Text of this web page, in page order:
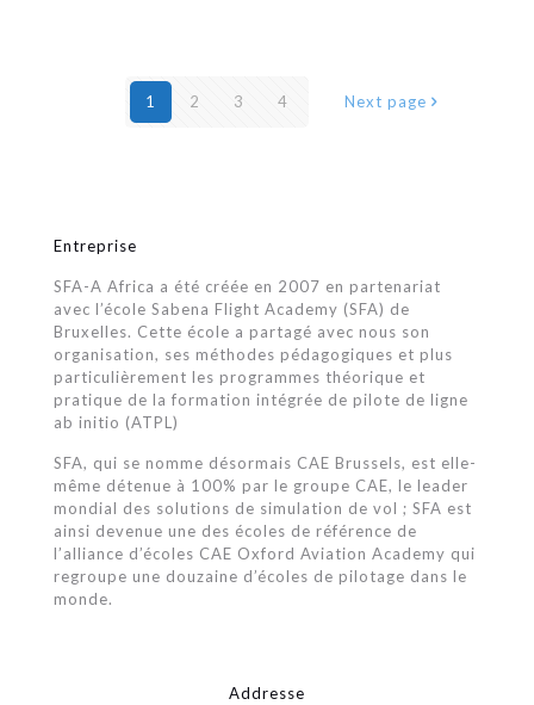
1 2 3 4 Next page
Entreprise
SFA-A Africa a été créée en 2007 en partenariat
avec l’école Sabena Flight Academy (SFA) de
Bruxelles. Cette école a partagé avec nous son
organisation, ses méthodes pédagogiques et plus
particulièrement les programmes théorique et
pratique de la formation intégrée de pilote de ligne
ab initio (ATPL)
SFA, qui se nomme désormais CAE Brussels, est elle-
même détenue à 100% par le groupe CAE, le leader
mondial des solutions de simulation de vol ; SFA est
ainsi devenue une des écoles de référence de
l’alliance d’écoles CAE Oxford Aviation Academy qui
regroupe une douzaine d’écoles de pilotage dans le
monde.
Addresse